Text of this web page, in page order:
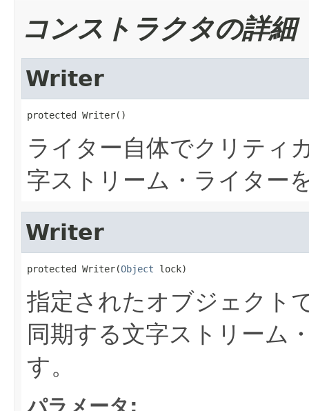
コンストラクタの詳細
Writer
protected Writer()
ライター自体でクリティ
字ストリーム・ライター
Writer
protected Writer(Object lock)
指定されたオブジェクト
同期する文字ストリーム
す。
パラメータ: